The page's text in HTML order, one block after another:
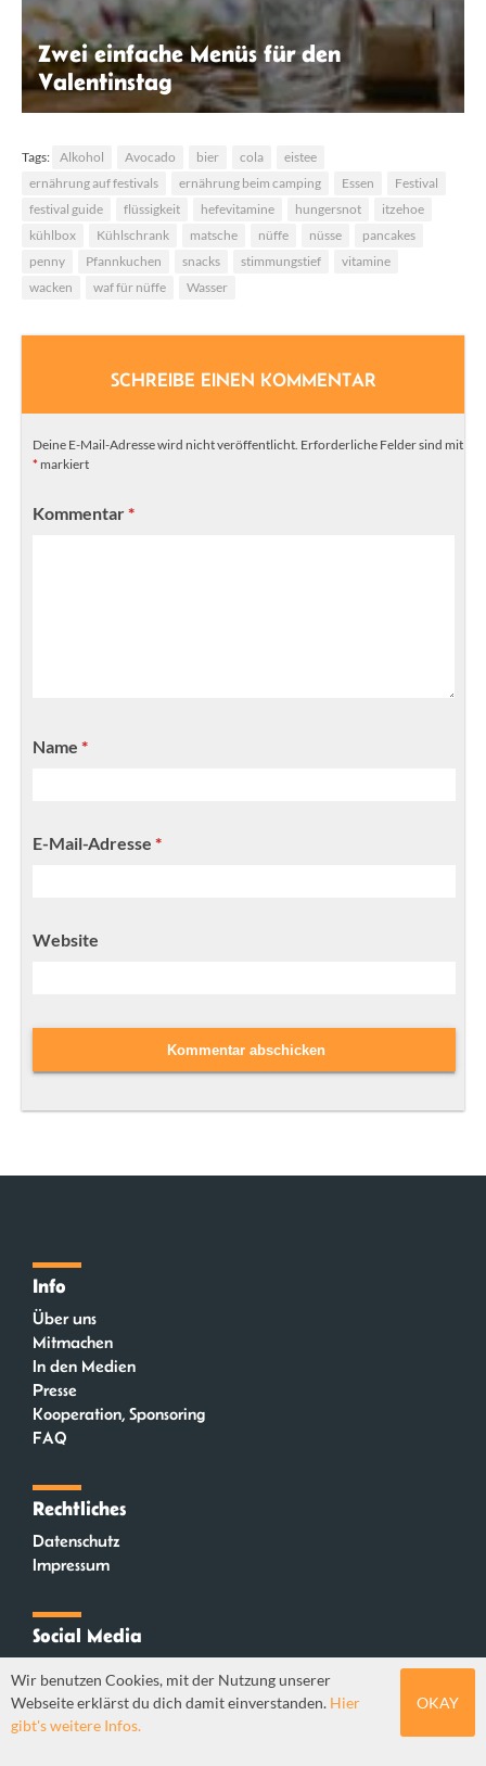
Zwei einfache Menüs für den
Valentinstag
Tags: Alkohol Avocado bier cola
eistee
ernährung auf festivals
ernährung beim camping Essen
Festival
festival guide
flüssigkeit hefevitamine hungersnot
itzehoe
kühlbox
Kühlschrank matsche nüffe nüsse
pancakes
penny
Pfannkuchen snacks stimmungstief
vitamine
wacken
waf für nüffe Wasser
SCHREIBE EINEN KOMMENTAR
Deine E-Mail-Adresse wird nicht veröffentlicht. Erforderliche Felder sind mit
* markiert
Kommentar*
Name *
E-Mail-Adresse *
Website
Info
Über uns
Mitmachen
In den Medien
Presse
Kooperation, Sponsoring
FAQ
Rechtliches
Datenschutz
Impressum
Social Media
Mastodon
Wir benutzen Cookies, mit der Nutzung unserer
Webseite erklärst du dich damit einverstanden. Hier
gibt's weitere Infos.
OKAY